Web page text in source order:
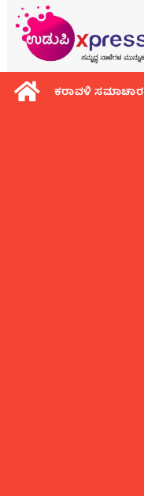
ಕರಾವಳಿ ಸಮಾಚಾರ